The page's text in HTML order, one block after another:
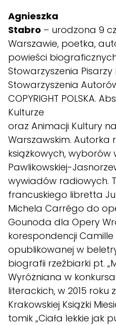
Agnieszka
Stabro – urodzona 9
Warszawie, poetka,
powieści
Stowarzyszenia Pisarzy
Stowarzyszenia
COPYRIGHT POLSKA.
Kulturze
oraz Animacji Kultury
Warszawskim. Autorka
książkowych, wyborów
Pawlikowskiej-
wywiadów radiowych.
francuskiego libretta
Michela Carrégo do
Gounoda dla Opery
korespondencji
opublikowanej w
biografii rzeźbiarki pt.
Wyróżniana w
literackich, w 2015
Krakowskiej Książki
tomik „Ciała lekkie jak